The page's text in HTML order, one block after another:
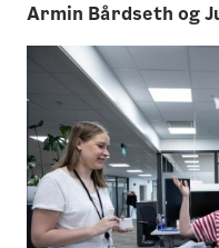
Armin Bårdseth og